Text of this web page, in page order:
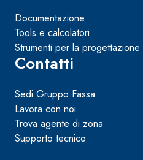
Documentazione
Tools e calcolatori
Strumenti per la progettazione
Contatti
Sedi Gruppo Fassa
Lavora con noi
Trova agente di zona
Supporto tecnico